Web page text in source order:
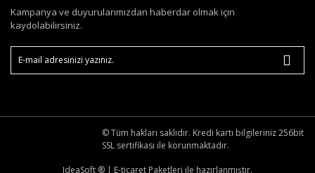
Kampanya ve duyurularımızdan haberdar olmak için
kaydolabilirsiniz.
© Tüm hakları saklıdır. Kredi kartı bilgileriniz 256bit
SSL sertifikası ile korunmaktadır.
IdeaSoft ® | E-ticaret Paketleri ile hazırlanmıştır.